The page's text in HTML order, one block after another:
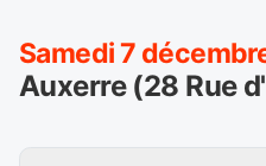
Samedi 7
Auxerre (28 Rue